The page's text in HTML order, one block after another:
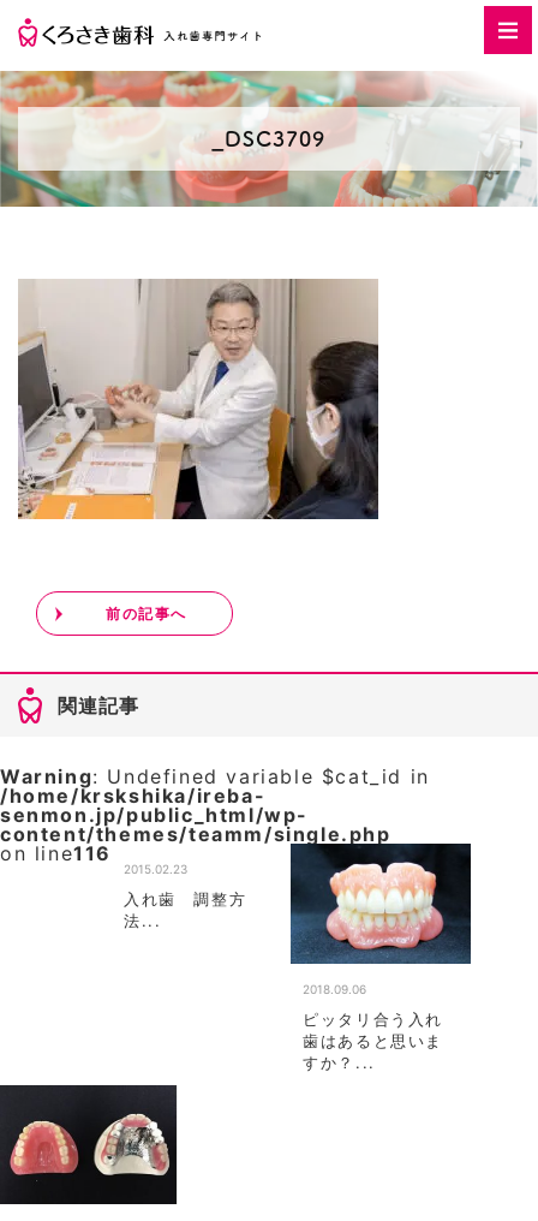
_DSC3709
前の記事へ
関連記事
Warning: Undefined variable $cat_id in
/home/krskshika/ireba-
senmon.jp/public_html/wp-
content/themes/teamm/single.php
on line116
2015.02.23
入れ歯 調整方
法...
2018.09.06
ピッタリ合う入れ
歯はあると思いま
すか？...